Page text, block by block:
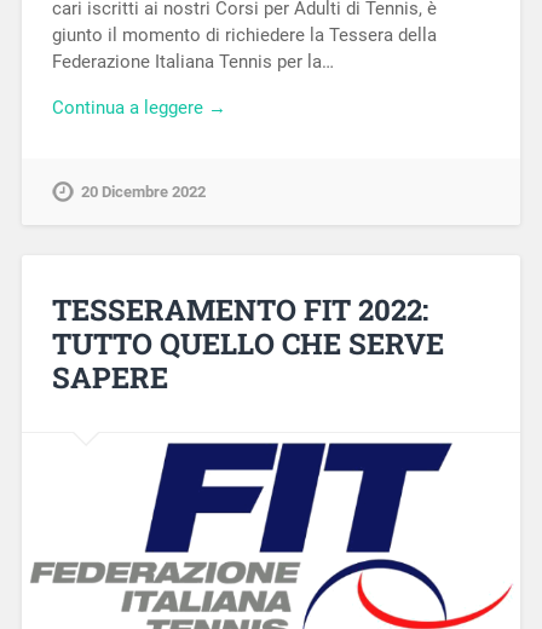
cari iscritti ai nostri Corsi per Adulti di Tennis, è
giunto il momento di richiedere la Tessera della
Federazione Italiana Tennis per la…
Continua a leggere →
20 Dicembre 2022
TESSERAMENTO FIT 2022:
TUTTO QUELLO CHE SERVE
SAPERE